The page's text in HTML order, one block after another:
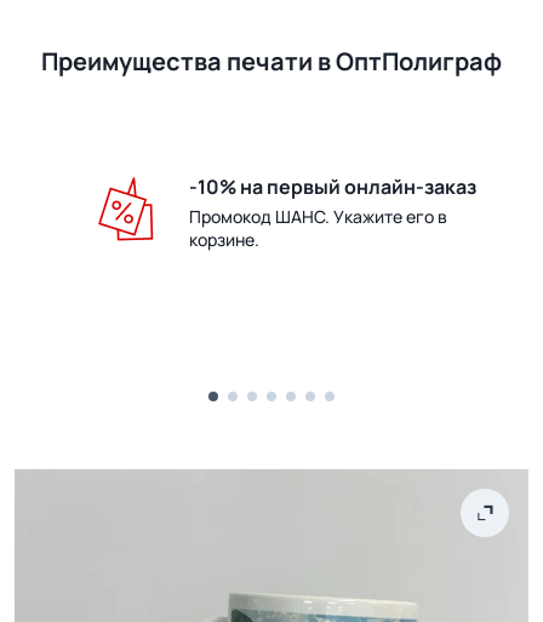
Преимущества печати в ОптПолиграф
-10% на первый онлайн-заказ
Промокод ШАНС. Укажите его в
корзине.